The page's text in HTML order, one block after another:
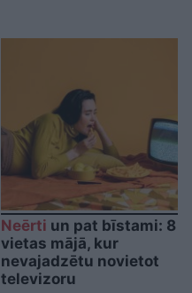
Neērti un pat bīstami: 8
vietas mājā, kur
nevajadzētu novietot
televizoru